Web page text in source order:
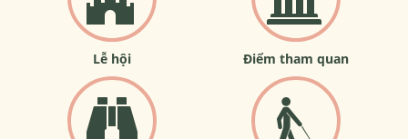
Lễ hội Điểm tham quan